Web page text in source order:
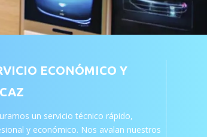
ECONÓMICO Y
un servicio técnico rápido,
y económico. Nos avalan nuestros